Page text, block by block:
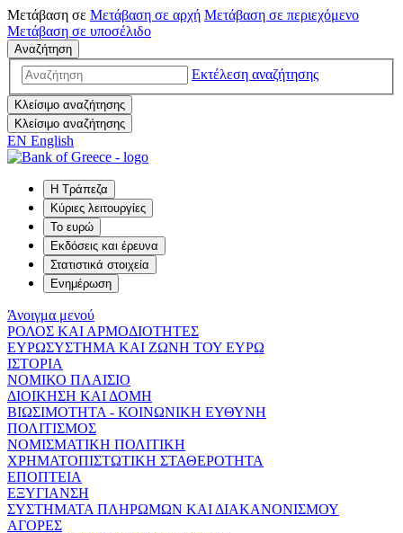
Μετάβαση σε Μετάβαση σε αρχή Μετάβαση σε περιεχόμενο
Μετάβαση σε υποσέλιδο
Αναζήτηση
Εκτέλεση αναζήτησης
Κλείσιμο αναζήτησης
Κλείσιμο αναζήτησης
EN English
Η Τράπεζα
Κύριες λειτουργίες
Το ευρώ
Εκδόσεις και έρευνα
Στατιστικά στοιχεία
Ενημέρωση
Άνοιγμα μενού
ΡΟΛΟΣ ΚΑΙ ΑΡΜΟΔΙΟΤΗΤΕΣ
ΕΥΡΩΣΥΣΤΗΜΑ ΚΑΙ ΖΩΝΗ ΤΟΥ ΕΥΡΩ
ΙΣΤΟΡΙΑ
ΝΟΜΙΚΟ ΠΛΑΙΣΙΟ
ΔΙΟΙΚΗΣΗ ΚΑΙ ΔΟΜΗ
ΒΙΩΣΙΜΟΤΗΤΑ - ΚΟΙΝΩΝΙΚΗ ΕΥΘΥΝΗ
ΠΟΛΙΤΙΣΜΟΣ
ΝΟΜΙΣΜΑΤΙΚΗ ΠΟΛΙΤΙΚΗ
ΧΡΗΜΑΤΟΠΙΣΤΩΤΙΚΗ ΣΤΑΘΕΡΟΤΗΤΑ
ΕΠΟΠΤΕΙΑ
ΕΞΥΓΙΑΝΣΗ
ΣΥΣΤΗΜΑΤΑ ΠΛΗΡΩΜΩΝ ΚΑΙ ΔΙΑΚΑΝΟΝΙΣΜΟΥ
ΑΓΟΡΕΣ